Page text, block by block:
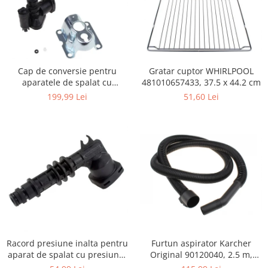
Igiena si ingrijire
Jucarii si Jocuri
Maternitate
Petshop
Accesorii animale de companie
Acvaristica
Castroane si adapatori animale
Mobila si transport animale de
Zgarzi, lese si hamuri
PC, Periferice & Software
Componente PC
Desktop PC & Monitoare
Consumabile
Periferice PC
Cap de conversie pentru
aparatele de spalat cu
presiune KARCHER K
199,99 Lei
Gratar cuptor WHIRLPOOL
481010657433, 37.5 x 44.2 cm
51,60 Lei
Racord presiune inalta pentru
aparat de spalat cu presiune,
Furtun aspirator Karcher
Original 90120040, 2.5 m,